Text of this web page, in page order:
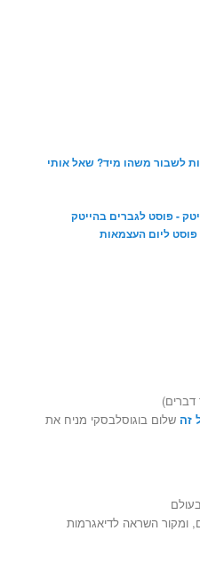
לשבור משהו מיד? שאל אותי
- פוסט לגברים בהייטק
ליום העצמאות
דברים)
זה שלום בוגוסלבסקי מניח את
ומקור השראה לדיאגרמות